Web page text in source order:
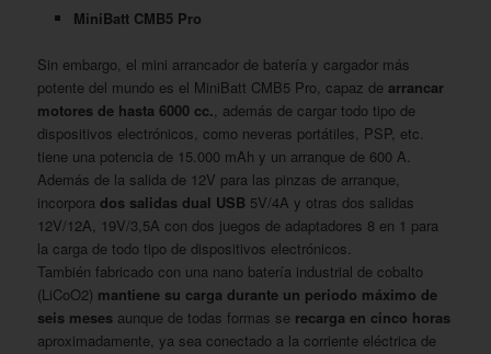
MiniBatt CMB5 Pro
Sin embargo, el mini arrancador de batería y cargador más
potente del mundo es el MiniBatt CMB5 Pro, capaz de arrancar
motores de hasta 6000 cc., además de cargar todo tipo de
dispositivos electrónicos, como neveras portátiles, PSP, etc.
tiene una potencia de 15.000 mAh y un arranque de 600 A.
Además de la salida de 12V para las pinzas de arranque,
incorporados salidas dual USB 5V/4A y otras dos salidas
12V/12A, 19V/3,5A con dos juegos de adaptadores 8 en 1 para
la carga de todo tipo de dispositivos electrónicos.
También fabricado con una nano batería industrial de cobalto
(LiCoO2) mantiene su carga durante un periodo máximo de
seis meses aunque de todas formas se recarga en cinco horas
aproximadamente, ya sea conectado a la corriente eléctrica de